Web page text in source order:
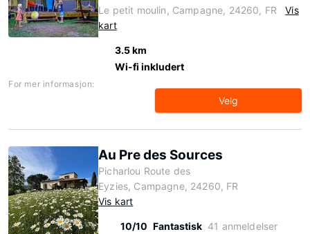
Le petit moulin, Campagne, 24260, FR
Vis
kart
3.5 km
Wi-fi inkludert
For mer informasjon:
Velg
Au Pre des Sources
Picharlou Route des
Eyzies, Campagne, 24260, FR
Vis kart
10/10 Fantastisk 41 anmeldelser